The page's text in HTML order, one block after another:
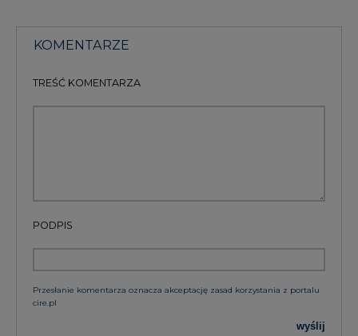
KOMENTARZE
TREŚĆ KOMENTARZA
PODPIS
Przesłanie komentarza oznacza akceptację zasad korzystania z portalu
cire.pl
wyślij